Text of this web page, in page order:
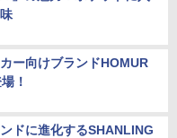
ー向けブランドHOMUR
！
ドに進化するSHANLING